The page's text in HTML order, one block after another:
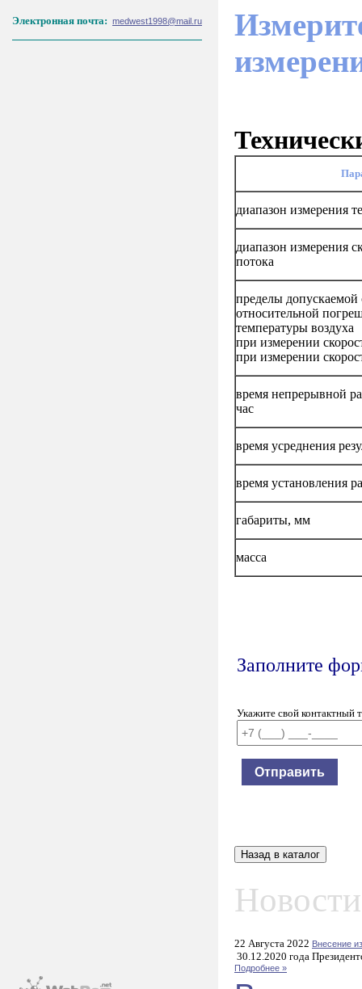
Электронная почта: medwest1998@mail.ru
диапазон измерения
диапазон измерения
потока
пределы допускаемой
относительной
температуры воздуха
при измерении
при измерении
время непрерывной
час
время усреднения
время установления
габариты, мм
масса
Заполните
Укажите свой контактный
22 Августа 2022 Внесение
30.12.2020 года
Подробнее »